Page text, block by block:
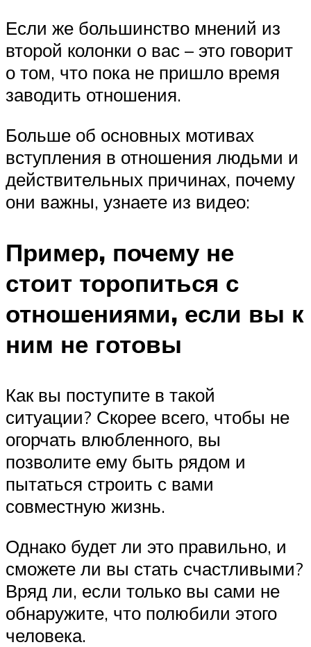
Если же большинство мнений из
второй колонки о вас – это говорит
о том, что пока не пришло время
заводить отношения.
Больше об основных мотивах
вступления в отношения людьми и
действительных причинах, почему
они важны, узнаете из видео:
Пример, почему не
стоит торопиться с
отношениями, если вы к
ним не готовы
Как вы поступите в такой
ситуации? Скорее всего, чтобы не
огорчать влюбленного, вы
позволите ему быть рядом и
пытаться строить с вами
совместную жизнь.
Однако будет ли это правильно, и
сможете ли вы стать счастливыми?
Вряд ли, если только вы сами не
обнаружите, что полюбили этого
человека.